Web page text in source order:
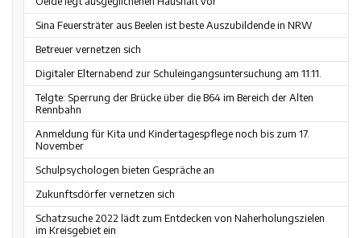
Sina Feuersträter aus Beelen ist beste Auszubildende in NRW
Betreuer vernetzen sich
Digitaler Elternabend zur Schuleingangsuntersuchung am 11.11.
Telgte: Sperrung der Brücke über die B64 im Bereich der Alten
Rennbahn
Anmeldung für Kita und Kindertagespflege noch bis zum 17.
November
Schulpsychologen bieten Gespräche an
Zukunftsdörfer vernetzen sich
Schatzsuche 2022 lädt zum Entdecken von Naherholungszielen
im Kreisgebiet ein